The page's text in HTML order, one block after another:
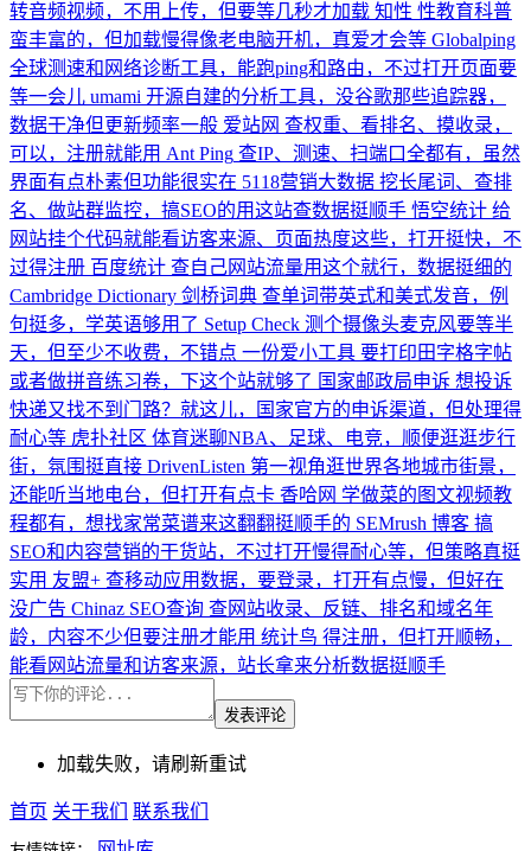
转音频视频，不用上传，但要等几秒才加载 知性 性教育科普
蛮丰富的，但加载慢得像老电脑开机，真爱才会等 Globalping
全球测速和网络诊断工具，能跑ping和路由，不过打开页面要
等一会儿 umami 开源自建的分析工具，没谷歌那些追踪器，
数据干净但更新频率一般 爱站网 查权重、看排名、摸收录，
可以，注册就能用 Ant Ping 查IP、测速、扫端口全都有，虽然
界面有点朴素但功能很实在 5118营销大数据 挖长尾词、查排
名、做站群监控，搞SEO的用这站查数据挺顺手 悟空统计 给
网站挂个代码就能看访客来源、页面热度这些，打开挺快，不
过得注册 百度统计 查自己网站流量用这个就行，数据挺细的
Cambridge Dictionary 剑桥词典 查单词带英式和美式发音，例
句挺多，学英语够用了 Setup Check 测个摄像头麦克风要等半
天，但至少不收费，不错点 一份爱小工具 要打印田字格字帖
或者做拼音练习卷，下这个站就够了 国家邮政局申诉 想投诉
快递又找不到门路？就这儿，国家官方的申诉渠道，但处理得
耐心等 虎扑社区 体育迷聊NBA、足球、电竞，顺便逛逛步行
街，氛围挺直接 DrivenListen 第一视角逛世界各地城市街景，
还能听当地电台，但打开有点卡 香哈网 学做菜的图文视频教
程都有，想找家常菜谱来这翻翻挺顺手的 SEMrush 博客 搞
SEO和内容营销的干货站，不过打开慢得耐心等，但策略真挺
实用 友盟+ 查移动应用数据，要登录，打开有点慢，但好在
没广告 Chinaz SEO查询 查网站收录、反链、排名和域名年
龄，内容不少但要注册才能用 统计鸟 得注册，但打开顺畅，
能看网站流量和访客来源，站长拿来分析数据挺顺手
发表评论
加载失败，请刷新重试
首页 关于我们 联系我们